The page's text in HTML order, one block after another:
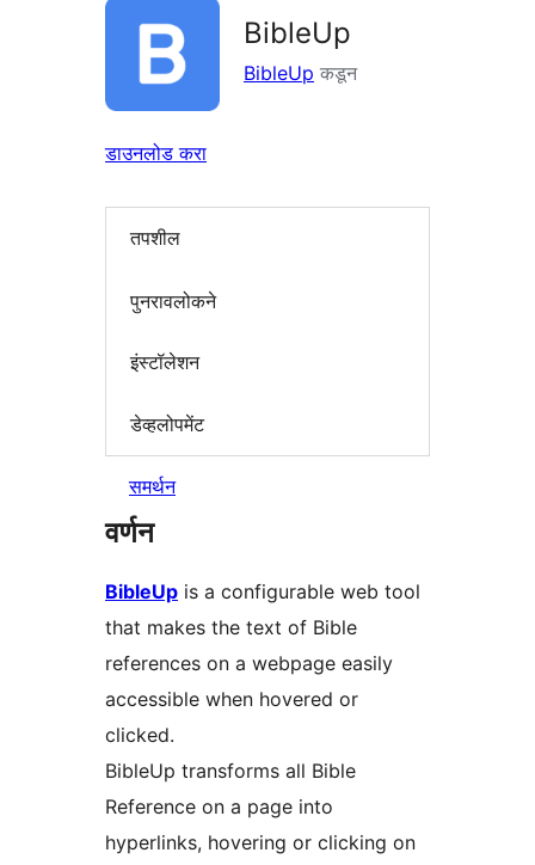
BibleUp
BibleUp कडून
डाउनलोड करा
तपशील
पुनरावलोकने
इंस्टॉलेशन
डेव्हलोपमेंट
समर्थन
वर्णन
BibleUp is a configurable web tool
that makes the text of Bible
references on a webpage easily
accessible when hovered or
clicked.
BibleUp transforms all Bible
Reference on a page into
hyperlinks, hovering or clicking on